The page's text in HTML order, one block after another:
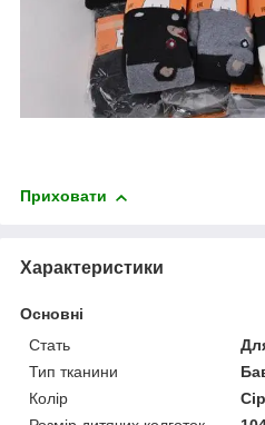
Приховати
Характеристики
Основні
Стать
Тип тканини
Колір